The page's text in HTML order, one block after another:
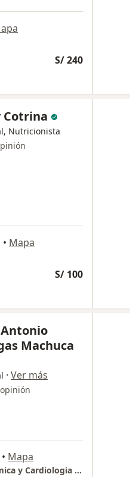
S/ 240
Cotrina
Nutricionista
• Mapa
S/ 100
Machuca
· Ver más
• Mapa
Instituto Peruano de Hemodinamica y Cardiologia Intervencionista IPHCI